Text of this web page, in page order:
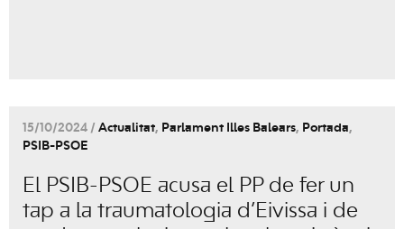
15/10/2024 / Actualitat, Parlament Illes Balears, Portada,
PSIB-PSOE
El PSIB-PSOE acusa el PP de fer un
tap a la traumatologia d’Eivissa i de